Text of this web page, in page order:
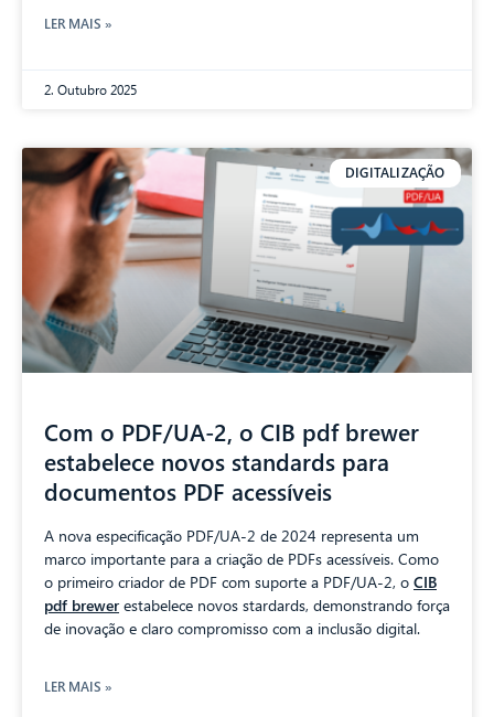
LER MAIS »
2. Outubro 2025
DIGITALIZAÇÃO
Com o PDF/UA-2, o CIB pdf brewer
estabelece novos standards para
documentos PDF acessíveis
A nova especificação PDF/UA-2 de 2024 representa um
marco importante para a criação de PDFs acessíveis. Como
o primeiro criador de PDF com suporte a PDF/UA-2, o CIB
pdf brewer estabelece novos stardards, demonstrando força
de inovação e claro compromisso com a inclusão digital.
LER MAIS »
CIB AI ChatBot
Olá! O que posso fazer por si?